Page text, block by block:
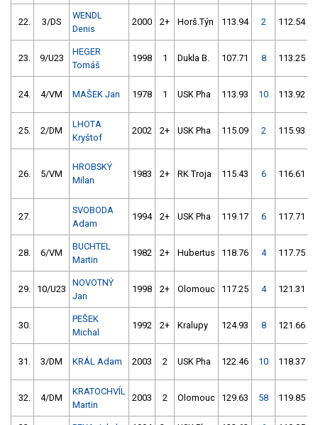
22. 3/DS
WENDL
Denis
2000 2+ Horš.Týn 113.94 2 112.54
23. 9/U23
HEGER
Tomáš
1998 1 Dukla B. 107.71 8 113.25
24. 4/VM MAŠEK Jan 1978 1 USK Pha 113.93 10 113.92
25. 2/DM
LHOTA
Kryštof
2002 2+ USK Pha 115.09 2 115.93
26. 5/VM
HROBSKÝ
Milan
1983 2+ RK Troja 115.43 6 116.61
27.
SVOBODA
Adam
1994 2+ USK Pha 119.17 6 117.71
28. 6/VM
BUCHTEL
Martin
1982 2+ Hubertus 118.76 4 117.75
29. 10/U23
NOVOTNÝ
Jan
1998 2+ Olomouc 117.25 4 121.31
30.
PEŠEK
Michal
1992 2+ Kralupy 124.93 8 121.66
31. 3/DM KRÁL Adam 2003 2 USK Pha 122.46 10 118.37
32. 4/DM
KRATOCHVÍL
Martin
2003 2 Olomouc 129.63 58 119.85